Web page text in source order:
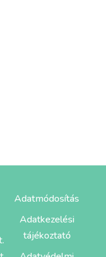
Adatmódosítás
Adatkezelési
tájékoztató